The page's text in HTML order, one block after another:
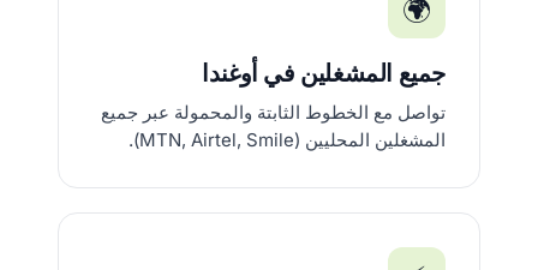
🌍
جميع المشغلين في أوغندا
تواصل مع الخطوط الثابتة والمحمولة عبر جميع
المشغلين المحليين (MTN, Airtel, Smile).